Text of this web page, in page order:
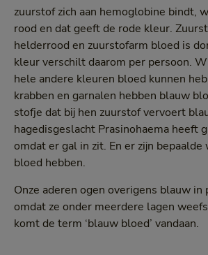
zuurstof zich aan hemoglobine bindt,
rood en dat geeft de rode kleur.
helderrood en zuurstofarm bloed is
kleur verschilt daarom per persoon.
hele andere kleuren bloed kunnen
krabben en garnalen hebben blauw
stofje dat bij hen zuurstof vervoert
hagedisgeslacht Prasinohaema heeft
omdat er gal in zit. En er zijn bepaalde
bloed hebben.
Onze aderen ogen overigens blauw in
omdat ze onder meerdere lagen
komt de term ‘blauw bloed’ vandaan.